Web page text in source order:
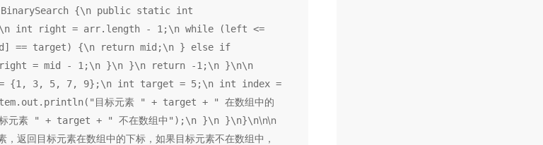
{\n public static int
int right = arr.length - 1;\n while (left <=
target) {\n return mid;\n } else if
= mid - 1;\n }\n }\n return -1;\n }\n\n
{1, 3, 5, 7, 9};\n int target = 5;\n int index =
目标元素 " + target + " 在数组中的
元素 " + target + " 不在数组中");\n }\n }\n}\n\n\n
返回目标元素在数组中的下标，如果目标元素不在数组中，